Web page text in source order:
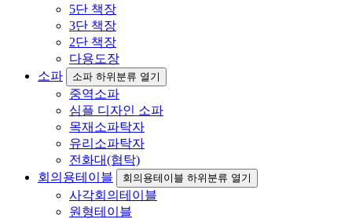
5단 책장
3단 책장
2단 책장
다용도장
소파
소파 하위분류 열기
중역소파
심플 디자인 소파
목재소파탁자
유리소파탁자
전화대(협탁)
회의용테이블
회의용테이블 하위분류 열기
사각회의테이블
원형테이블